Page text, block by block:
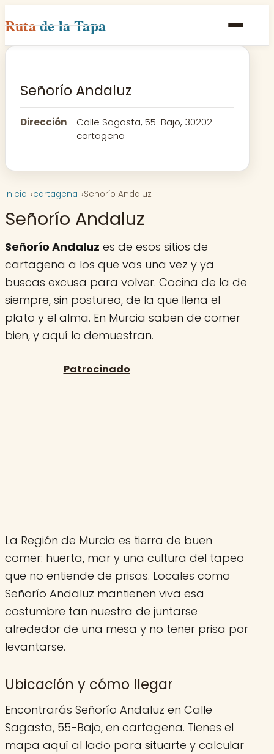
Rutade la Tapa
Inicio
Rutas
Señorío Andaluz
Dirección
Calle Sagasta, 55-Bajo, 30202
cartagena
Inicio cartagena Señorío Andaluz
Señorío Andaluz
Señorío Andaluz es de esos sitios de
cartagena a los que vas una vez y ya
buscas excusa para volver. Cocina de la de
siempre, sin postureo, de la que llena el
plato y el alma. En Murcia saben de comer
bien, y aquí lo demuestran.
La Región de Murcia es tierra de buen
comer: huerta, mar y una cultura del tapeo
que no entiende de prisas. Locales como
Señorío Andaluz mantienen viva esa
costumbre tan nuestra de juntarse
alrededor de una mesa y no tener prisa por
levantarse.
Ubicación y cómo llegar
Encontrarás Señorío Andaluz en Calle
Sagasta, 55-Bajo, en cartagena. Tienes el
mapa aquí al lado para situarte y calcular